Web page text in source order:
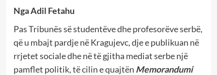
Nga Adil Fetahu
Pas Tribunës së studentëve dhe profesorëve serbë,
që u mbajt pardje në Kragujevc, dje e publikuan në
rrjetet sociale dhe në të gjitha mediat serbe një
pamflet politik, të cilin e quajtën Memorandumi